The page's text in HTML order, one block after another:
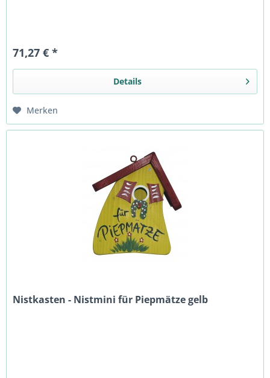
71,27 € *
Details
Merken
Nistkasten - Nistmini für Piepmätze gelb